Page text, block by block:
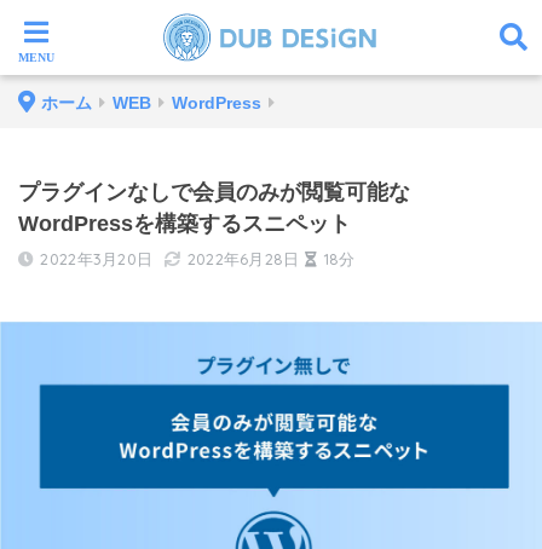
ホーム WEB WordPress
プラグインなしで会員のみが閲覧可能な
WordPressを構築するスニペット
2022年3月20日 2022年6月28日 18分